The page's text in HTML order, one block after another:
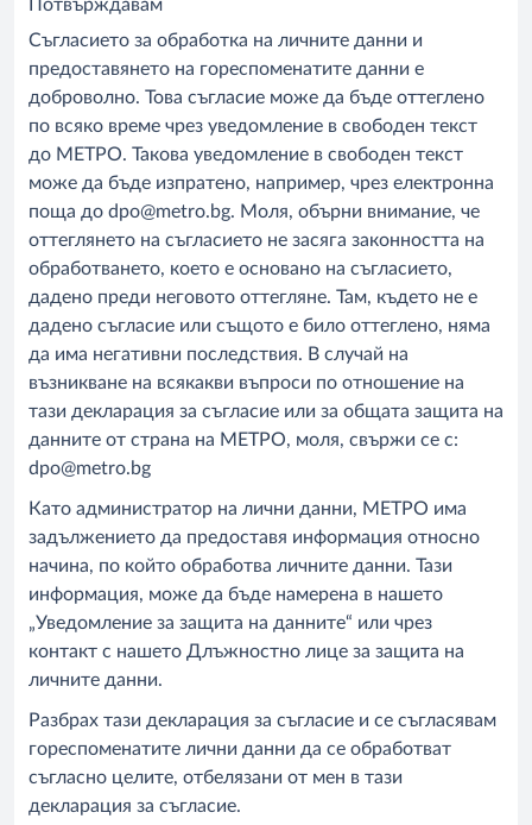
Потвърждавам
Съгласието за обработка на личните данни и
предоставянето на гореспоменатите данни е
доброволно. Това съгласие може да бъде оттеглено
по всяко време чрез уведомление в свободен текст
до МЕТРО. Такова уведомление в свободен текст
може да бъде изпратено, например, чрез електронна
поща до dpo@metro.bg. Моля, обърни внимание, че
оттеглянето на съгласието не засяга законността на
обработването, което е основано на съгласието,
дадено преди неговото оттегляне. Там, където не е
дадено съгласие или същото е било оттеглено, няма
да има негативни последствия. В случай на
възникване на всякакви въпроси по отношение на
тази декларация за съгласие или за общата защита на
данните от страна на МЕТРО, моля, свържи се с:
dpo@metro.bg
Като администратор на лични данни, МЕТРО има
задължението да предоставя информация относно
начина, по който обработва личните данни. Тази
информация, може да бъде намерена в нашето
„Уведомление за защита на данните“ или чрез
контакт с нашето Длъжностно лице за защита на
личните данни.
Разбрах тази декларация за съгласие и се съгласявам
гореспоменатите лични данни да се обработват
съгласно целите, отбелязани от мен в тази
декларация за съгласие.